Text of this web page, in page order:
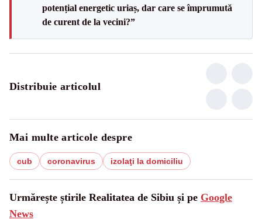
potențial energetic uriaș, dar care se împrumută
de curent de la vecini?”
Distribuie articolul
Mai multe articole despre
cub coronavirus izolaţi la domiciliu
Urmărește știrile Realitatea de Sibiu și pe Google
News